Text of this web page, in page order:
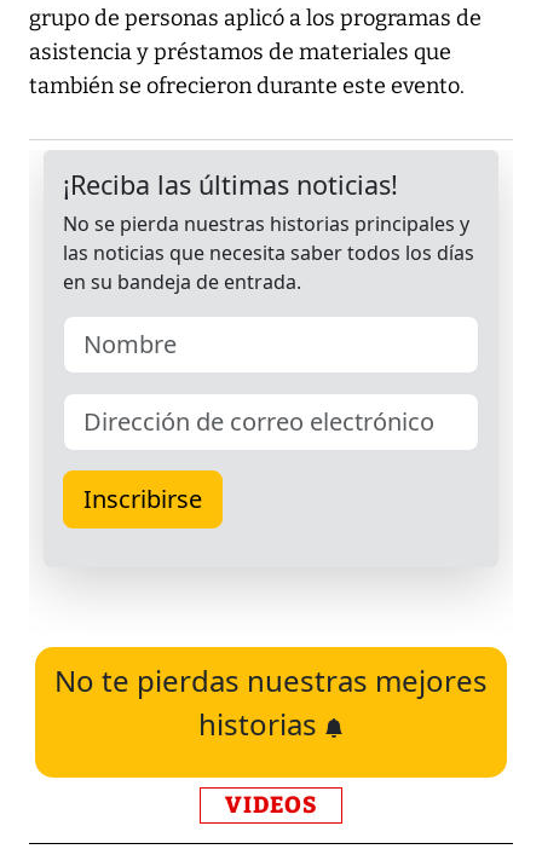
grupo de personas aplicó a los programas de
asistencia y préstamos de materiales que
también se ofrecieron durante este evento.
No te pierdas nuestras mejores
historias
VIDEOS